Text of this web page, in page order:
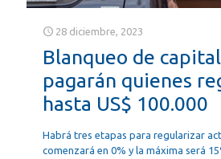
28 diciembre, 2023
Blanqueo de
pagarán quienes
hasta US$ 100.000
Habrá tres etapas para regularizar
comenzará en 0% y la máxima será